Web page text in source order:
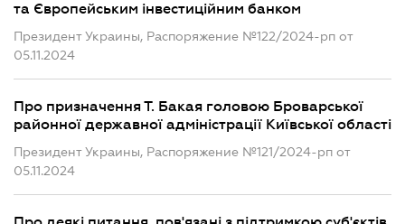
та Європейським інвестиційним банком
Президент Украины, Распоряжение №122/2024-рп от
05.11.2024
Про призначення Т. Бакая головою Броварської
районної державної адміністрації Київської області
Президент Украины, Распоряжение №121/2024-рп от
05.11.2024